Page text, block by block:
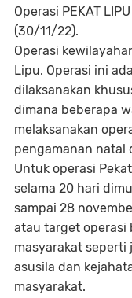
Operasi PEKAT
(30/11/22).
Operasi
Lipu. Operasi ini
dilaksanakan
dimana beberapa
melaksanakan
pengamanan natal
Untuk operasi
selama 20 hari
sampai 28
atau target operasi
masyarakat seperti
asusila dan
masyarakat.